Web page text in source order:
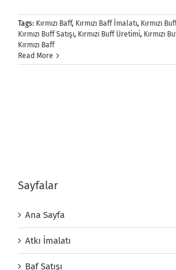
Tags: Kırmızı Baff, Kırmızı Baff İmalatı, Kırmızı Buff
Kırmızı Buff Satışı, Kırmızı Buff Üretimi, Kırmızı
Kırmızı Baff
Read More
Sayfalar
Ana Sayfa
Atkı İmalatı
Baf Satışı